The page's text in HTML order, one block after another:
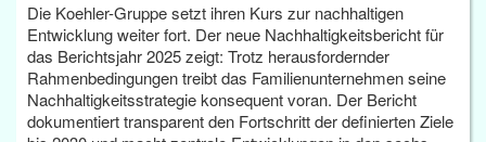
Die Koehler-Gruppe setzt ihren Kurs zur nachhaltigen
Entwicklung weiter fort. Der neue Nachhaltigkeitsbericht für
das Berichtsjahr 2025 zeigt: Trotz herausfordernder
Rahmenbedingungen treibt das Familienunternehmen seine
Nachhaltigkeitsstrategie konsequent voran. Der Bericht
dokumentiert transparent den Fortschritt der definierten Ziele